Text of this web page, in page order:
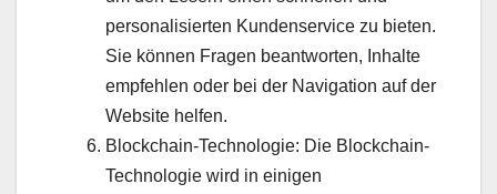
personalisierten Kundenservice zu bieten.
Sie können Fragen beantworten, Inhalte
empfehlen oder bei der Navigation auf der
Website helfen.
Blockchain-Technologie: Die Blockchain-
Technologie wird in einigen